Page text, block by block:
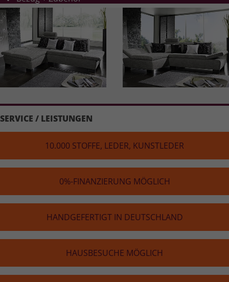
SERVICE / LEISTUNGEN
10.000 STOFFE, LEDER, KUNST­LE­DER
0%-FINAN­ZIE­RUNG MÖGLICH
HAND­GE­FER­TIGT IN DEUTSCH­LAND
HAUS­BE­SU­CHE MÖGLICH